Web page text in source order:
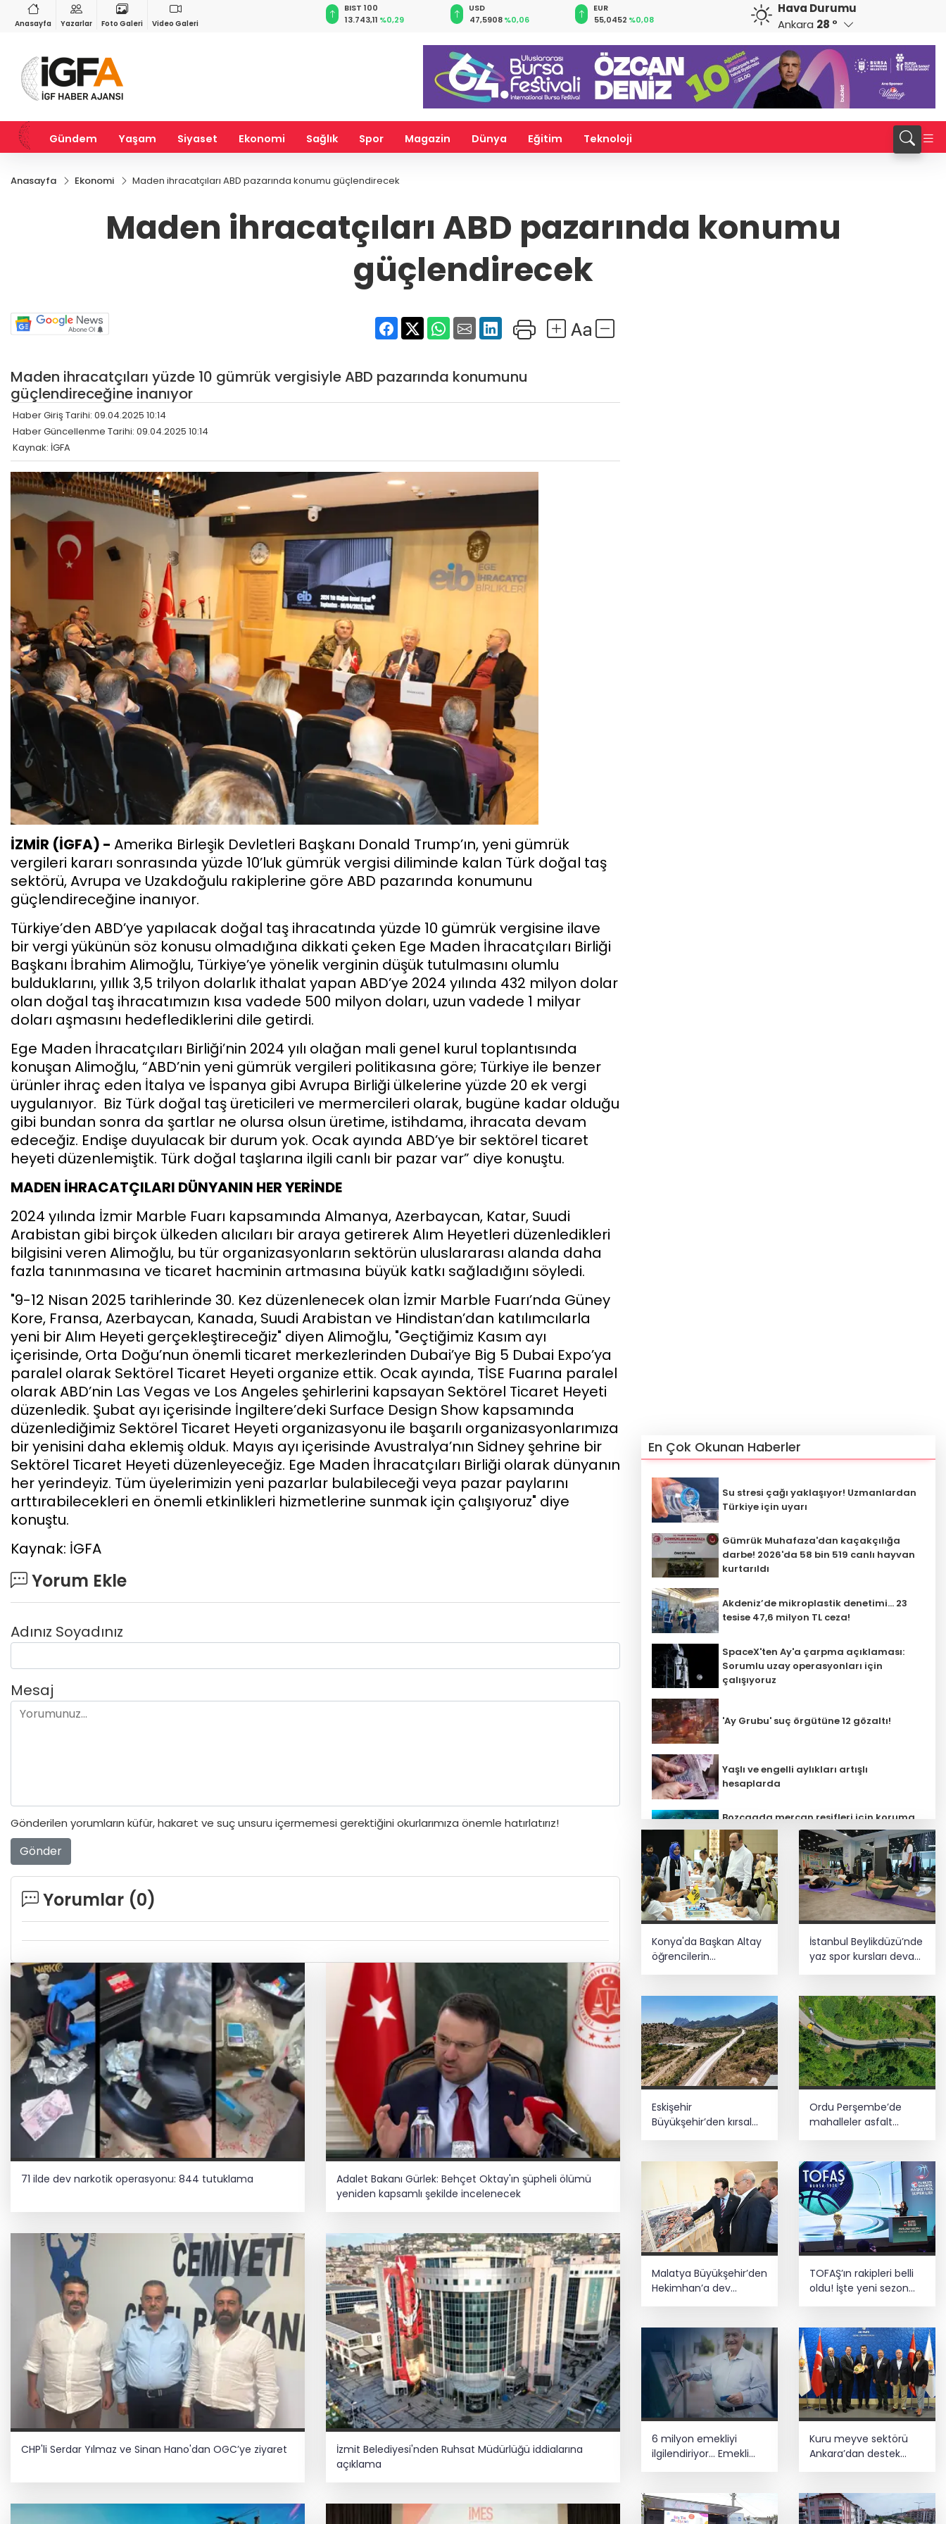
Anasayfa Yazarlar Foto Galeri Video Galeri
%0,37
0,0018%0,27
BIST 100
13.743,11 %0,29
USD
47,5908%0,06
EUR
55,0452 %0,08
64,2646%0,28
CHF
58,7939
Hava Durumu
Ankara 28 °
Gündem Yaşam Siyaset Ekonomi Sağlık Spor Magazin Dünya Eğitim Teknoloji
Anasayfa Ekonomi Maden ihracatçıları ABD pazarında konumu güçlendirecek
Maden ihracatçıları ABD pazarında konumu
güçlendirecek
Maden ihracatçıları yüzde 10 gümrük vergisiyle ABD pazarında konumunu
güçlendireceğine inanıyor
Haber Giriş Tarihi: 09.04.2025 10:14
Haber Güncellenme Tarihi: 09.04.2025 10:14
Kaynak: İGFA
İZMİR (İGFA) - Amerika Birleşik Devletleri Başkanı Donald Trump’ın, yeni gümrük
vergileri kararı sonrasında yüzde 10’luk gümrük vergisi diliminde kalan Türk doğal taş
sektörü, Avrupa ve Uzakdoğulu rakiplerine göre ABD pazarında konumunu
güçlendireceğine inanıyor.
Türkiye’den ABD’ye yapılacak doğal taş ihracatında yüzde 10 gümrük vergisine ilave
bir vergi yükünün söz konusu olmadığına dikkati çeken Ege Maden İhracatçıları Birliği
Başkanı İbrahim Alimoğlu, Türkiye’ye yönelik verginin düşük tutulmasını olumlu
bulduklarını, yıllık 3,5 trilyon dolarlık ithalat yapan ABD’ye 2024 yılında 432 milyon dolar
olan doğal taş ihracatımızın kısa vadede 500 milyon doları, uzun vadede 1 milyar
doları aşmasını hedeflediklerini dile getirdi.
Ege Maden İhracatçıları Birliği’nin 2024 yılı olağan mali genel kurul toplantısında
konuşan Alimoğlu, “ABD’nin yeni gümrük vergileri politikasına göre; Türkiye ile benzer
ürünler ihraç eden İtalya ve İspanya gibi Avrupa Birliği ülkelerine yüzde 20 ek vergi
uygulanıyor. Biz Türk doğal taş üreticileri ve mermercileri olarak, bugüne kadar olduğu
gibi bundan sonra da şartlar ne olursa olsun üretime, istihdama, ihracata devam
edeceğiz. Endişe duyulacak bir durum yok. Ocak ayında ABD’ye bir sektörel ticaret
heyeti düzenlemiştik. Türk doğal taşlarına ilgili canlı bir pazar var” diye konuştu.
MADEN İHRACATÇILARI DÜNYANIN HER YERİNDE
2024 yılında İzmir Marble Fuarı kapsamında Almanya, Azerbaycan, Katar, Suudi
Arabistan gibi birçok ülkeden alıcıları bir araya getirerek Alım Heyetleri düzenledikleri
bilgisini veren Alimoğlu, bu tür organizasyonların sektörün uluslararası alanda daha
fazla tanınmasına ve ticaret hacminin artmasına büyük katkı sağladığını söyledi.
"9-12 Nisan 2025 tarihlerinde 30. Kez düzenlenecek olan İzmir Marble Fuarı’nda Güney
Kore, Fransa, Azerbaycan, Kanada, Suudi Arabistan ve Hindistan’dan katılımcılarla
yeni bir Alım Heyeti gerçekleştireceğiz" diyen Alimoğlu, "Geçtiğimiz Kasım ayı
içerisinde, Orta Doğu’nun önemli ticaret merkezlerinden Dubai’ye Big 5 Dubai Expo’ya
paralel olarak Sektörel Ticaret Heyeti organize ettik. Ocak ayında, TİSE Fuarına paralel
olarak ABD’nin Las Vegas ve Los Angeles şehirlerini kapsayan Sektörel Ticaret Heyeti
düzenledik. Şubat ayı içerisinde İngiltere’deki Surface Design Show kapsamında
düzenlediğimiz Sektörel Ticaret Heyeti organizasyonu ile başarılı organizasyonlarımıza
bir yenisini daha eklemiş olduk. Mayıs ayı içerisinde Avustralya’nın Sidney şehrine bir
Sektörel Ticaret Heyeti düzenleyeceğiz. Ege Maden İhracatçıları Birliği olarak dünyanın
her yerindeyiz. Tüm üyelerimizin yeni pazarlar bulabileceği veya pazar paylarını
arttırabilecekleri en önemli etkinlikleri hizmetlerine sunmak için çalışıyoruz" diye
konuştu.
Kaynak: İGFA
Yorum Ekle
Adınız Soyadınız
Mesaj
Gönderilen yorumların küfür, hakaret ve suç unsuru içermemesi gerektiğini okurlarımıza önemle hatırlatırız!
Gönder
Yorumlar (0)
71 ilde dev narkotik operasyonu: 844 tutuklama
Adalet Bakanı Gürlek: Behçet Oktay'ın şüpheli ölümü
yeniden kapsamlı şekilde incelenecek
CHP'li Serdar Yılmaz ve Sinan Hano'dan OGC’ye ziyaret
İzmit Belediyesi'nden Ruhsat Müdürlüğü iddialarına
açıklama
En Çok Okunan Haberler
Su stresi çağı yaklaşıyor! Uzmanlardan
Türkiye için uyarı
Gümrük Muhafaza'dan kaçakçılığa
darbe! 2026'da 58 bin 519 canlı hayvan
kurtarıldı
Akdeniz’de mikroplastik denetimi... 23
tesise 47,6 milyon TL ceza!
SpaceX'ten Ay'a çarpma açıklaması:
Sorumlu uzay operasyonları için
çalışıyoruz
'Ay Grubu' suç örgütüne 12 gözaltı!
Yaşlı ve engelli aylıkları artışlı
hesaplarda
Bozcaada mercan resifleri için koruma
seferberliği... 180 deniz canlısı türü kayıt
altına alındı
MGK bugün toplanıyor... Gündem
'Terörsüz Türkiye'
Kayseri Büyükşehir gökyüzü tutkunlarını
Erciyes'te buluşturacak
'sanal kumar' alarmı!
Konya'da Başkan Altay
öğrencilerin
İstanbul Beylikdüzü’nde
yaz spor kursları devam
Eskişehir
Büyükşehir’den kırsal
mahallelere yol yatırımı
Ordu Perşembe’de
mahalleler asfalt
konforuna kavuştu
Malatya Büyükşehir’den
Hekimhan’a dev
TOFAŞ’ın rakipleri belli
oldu! İşte yeni sezon
6 milyon emekliyi
ilgilendiriyor... Emekli
aylığı fark ödemeleri 7
Kuru meyve sektörü
Ankara’dan destek
istedi